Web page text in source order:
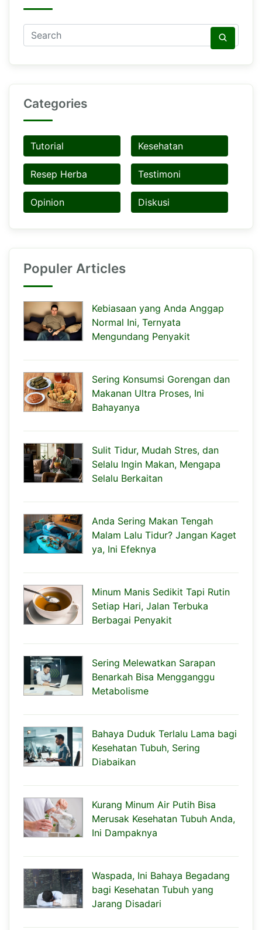
Categories
Tutorial Kesehatan
Resep Herba Testimoni
Opinion Diskusi
Populer Articles
Kebiasaan yang Anda Anggap
Normal Ini, Ternyata
Mengundang Penyakit
Sering Konsumsi Gorengan dan
Makanan Ultra Proses, Ini
Bahayanya
Sulit Tidur, Mudah Stres, dan
Selalu Ingin Makan, Mengapa
Selalu Berkaitan
Anda Sering Makan Tengah
Malam Lalu Tidur? Jangan Kaget
ya, Ini Efeknya
Minum Manis Sedikit Tapi Rutin
Setiap Hari, Jalan Terbuka
Berbagai Penyakit
Sering Melewatkan Sarapan
Benarkah Bisa Mengganggu
Metabolisme
Bahaya Duduk Terlalu Lama bagi
Kesehatan Tubuh, Sering
Diabaikan
Kurang Minum Air Putih Bisa
Merusak Kesehatan Tubuh Anda,
Ini Dampaknya
Waspada, Ini Bahaya Begadang
bagi Kesehatan Tubuh yang
Jarang Disadari